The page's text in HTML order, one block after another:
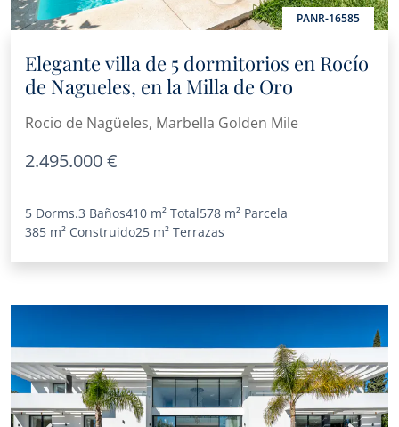
PANR-16585
Elegante villa de 5 dormitorios en Rocío
de Nagueles, en la Milla de Oro
Rocio de Nagüeles, Marbella Golden Mile
2.495.000 €
5 Dorms.3 Baños410 m² Total578 m² Parcela
385 m² Construido25 m² Terrazas